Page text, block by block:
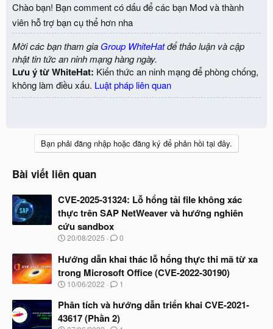
Chào bạn! Bạn comment có dấu để các bạn Mod và thành
viên hỗ trợ bạn cụ thể hơn nha
Mời các bạn tham gia Group WhiteHatđể thảo luận và cập
nhật tin tức an ninh mạng hàng ngày.
Lưu ý từ WhiteHat: Kiến thức an ninh mạng để phòng chống,
không làm điều xấu. Luật pháp liên quan
Bạn phải đăng nhập hoặc đăng ký để phản hồi tại đây.
Bài viết liên quan
CVE-2025-31324: Lỗ hổng tải file không xác
thực trên SAP NetWeaver và hướng nghiên
cứu sandbox
N
à
y
b
ắ
đ
ầ
u
20/08/2025 0
Hướng dẫn khai thác lỗ hổng thực thi mã từ xa
trong Microsoft Office (CVE-2022-30190)
N
à
b
10/06/2022 1
Phân tích và hướng dẫn triển khai CVE-2021-
43617 (Phần 2)